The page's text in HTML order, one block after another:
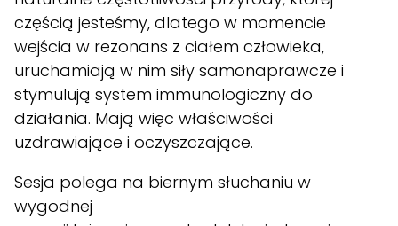
częścią jesteśmy, dlatego w momencie
wejścia w rezonans z ciałem człowieka,
uruchamiają w nim siły samonaprawcze i
stymulują system immunologiczny do
działania. Mają więc właściwości
uzdrawiające i oczyszczające.
Sesja polega na biernym słuchaniu w
wygodnej